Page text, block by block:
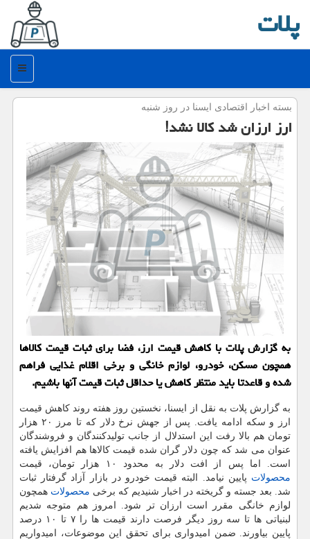
پلات
منو
بسته اخبار اقتصادی ایسنا در روز شنبه
ارز ارزان شد كالا نشد!
به گزارش پلات با كاهش قیمت ارز، فضا برای ثبات قیمت كالاها
همچون مسكن، خودرو، لوازم خانگی و برخی اقلام غذایی فراهم
شده و قاعدتا باید منتظر كاهش یا حداقل ثبات قیمت آنها باشیم.
به گزارش پلات به نقل از ایسنا، نخستین روز هفته روند كاهش قیمت
ارز و سكه ادامه یافت. پس از جهش نرخ دلار كه تا مرز ۲۰ هزار
تومان هم بالا رفت این استدلال از جانب تولیدكنندگان و فروشندگان
عنوان می شد كه چون دلار گران شده قیمت كالاها هم افزایش یافته
است. اما پس از افت دلار به محدود ۱۰ هزار تومان، قیمت
محصولات پایین نیامد. البته قیمت خودرو در بازار آزاد گرفتار ثبات
شد. بعد جسته و گریخته در اخبار شنیدیم كه برخی محصولات همچون
لوازم خانگی مقرر است ارزان تر شود. امروز هم متوجه شدیم
لبنیاتی ها تا سه روز دیگر فرصت دارند قیمت ها را ۷ تا ۱۰ درصد
پایین بیاورند. ضمن امیدواری برای تحقق این موضوعات، امیدواریم